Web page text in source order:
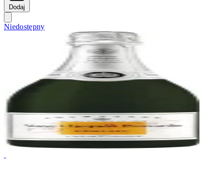
Dodaj
Niedostępny